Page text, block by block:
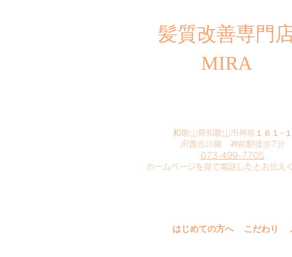
髪質改善専門
MIRA
​和歌山県和歌山市神前１６１−１
JR貴志川線 神前駅徒歩7分
073-499-7705
ホームページを見て電話したとお伝え
はじめての方へ こだわり